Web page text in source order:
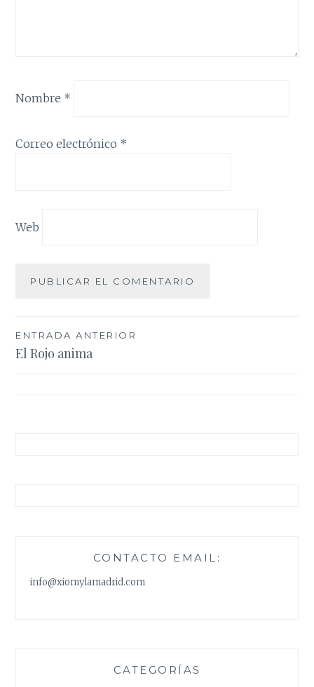
Nombre *
Correo electrónico *
Web
Navegación
de
ENTRADA ANTERIOR
El Rojo anima
CONTACTO EMAIL:
info@xiomylamadrid.com
CATEGORÍAS